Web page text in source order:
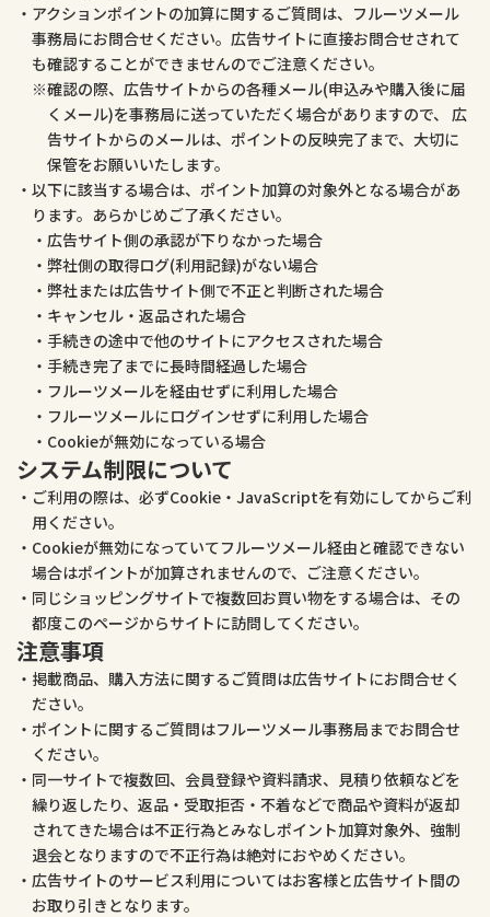
アクションポイントの加算に関するご質問は、フルーツメール
事務局にお問合せください。広告サイトに直接お問合せされて
も確認することができませんのでご注意ください。
確認の際、広告サイトからの各種メール(申込みや購入後に届
くメール)を事務局に送っていただく場合がありますので、 広
告サイトからのメールは、ポイントの反映完了まで、大切に
保管をお願いいたします。
以下に該当する場合は、ポイント加算の対象外となる場合があ
ります。あらかじめご了承ください。
広告サイト側の承認が下りなかった場合
弊社側の取得ログ(利用記録)がない場合
弊社または広告サイト側で不正と判断された場合
キャンセル・返品された場合
手続きの途中で他のサイトにアクセスされた場合
手続き完了までに長時間経過した場合
フルーツメールを経由せずに利用した場合
フルーツメールにログインせずに利用した場合
Cookieが無効になっている場合
システム制限について
ご利用の際は、必ずCookie・JavaScriptを有効にしてからご利
用ください。
Cookieが無効になっていてフルーツメール経由と確認できない
場合はポイントが加算されませんので、ご注意ください。
同じショッピングサイトで複数回お買い物をする場合は、その
都度このページからサイトに訪問してください。
注意事項
掲載商品、購入方法に関するご質問は広告サイトにお問合せく
ださい。
ポイントに関するご質問はフルーツメール事務局までお問合せ
ください。
同一サイトで複数回、会員登録や資料請求、見積り依頼などを
繰り返したり、返品・受取拒否・不着などで商品や資料が返却
されてきた場合は不正行為とみなしポイント加算対象外、強制
退会となりますので不正行為は絶対におやめください。
広告サイトのサービス利用についてはお客様と広告サイト間の
お取り引きとなります。